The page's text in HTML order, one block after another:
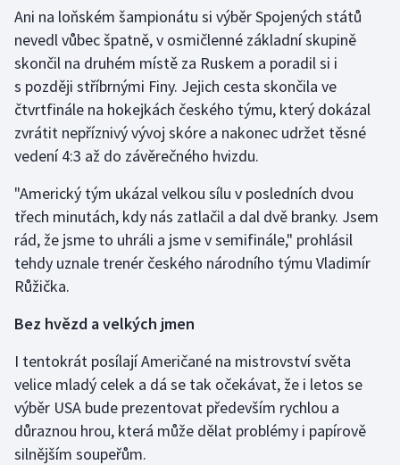
Lyže a snowboard
Moderní pětiboj
Motorsport
Olympijské hry
Parasport
Plavání
Plážový volejbal
Ragby
Rychlobruslení
Rychlostní kanoistika
Short track
Ani na loňském šampionátu si výběr Spojených států
nevedl vůbec špatně, v osmičlenné základní skupině
skončil na druhém místě za Ruskem a poradil si i
s později stříbrnými Finy. Jejich cesta skončila ve
čtvrtfinále na hokejkách českého týmu, který dokázal
zvrátit nepříznivý vývoj skóre a nakonec udržet těsné
vedení 4:3 až do závěrečného hvizdu.
"Americký tým ukázal velkou sílu v posledních dvou
třech minutách, kdy nás zatlačil a dal dvě branky. Jsem
rád, že jsme to uhráli a jsme v semifinále," prohlásil
tehdy uznale trenér českého národního týmu Vladimír
Růžička.
Bez hvězd a velkých jmen
I tentokrát posílají Američané na mistrovství světa
velice mladý celek a dá se tak očekávat, že i letos se
výběr USA bude prezentovat především rychlou a
důraznou hrou, která může dělat problémy i papírově
silnějším soupeřům.